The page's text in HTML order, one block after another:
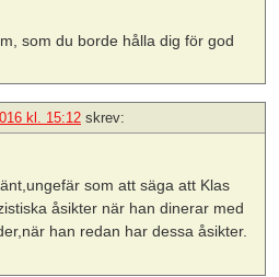
som du borde hålla dig för god
kl. 15:12 skrev:
som att säga att Klas
åsikter när han dinerar med
han redan har dessa åsikter.